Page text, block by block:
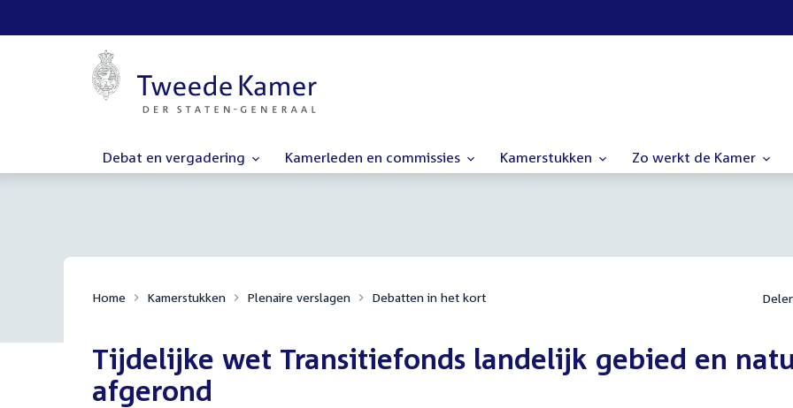
Debat en vergadering Kamerleden en commissies Kamerstukken Zo werkt de Kamer
Home Kamerstukken Plenaire verslagen Debatten in het kort
Tijdelijke wet Transitiefonds landelijk gebied en
afgerond